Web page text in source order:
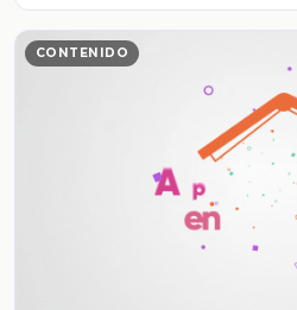
CONTENIDO